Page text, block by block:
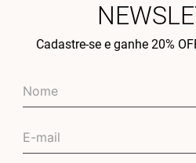
Cadastre-se e ganhe 20%